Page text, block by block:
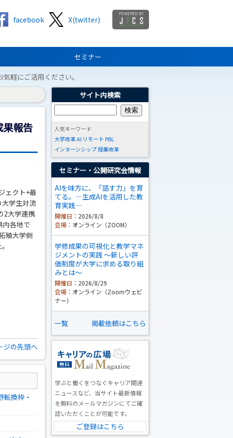
X(twitter)
facebook
セミナー
軽にご活用ください。
果報告
ェクト+最
学生対流
2大学連携
各地で
殖大学側
ジの先頭へ
換枠・
サイト内検索
人気キーワード
大学改革AI リモート PBL
インターンシップ授業改革
セミナー・公開研究会情報
AIを味方に、「話す力」を育
てる。―生成AIを活用した教
育実践―
開催日： 2026/8/8
会場： オンライン（ZOOM）
学修成果の可視化と教学マネ
ジメントの実践 ～新しい評
価制度が大学に求める取り組
みとは～
開催日： 2026/8/29
会場： オンライン（Zoomウェビ
ナー）
一覧 掲載依頼はこちら
学ぶと働くをつなぐキャリア関連
ニュースなど、当サイト最新情報
を無料のメールマガジンにてご確
認いただくことが可能です。
ご登録はこちら